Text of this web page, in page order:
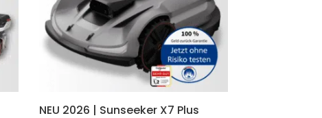
NEU 2026 | Sunseeker X7 Plus